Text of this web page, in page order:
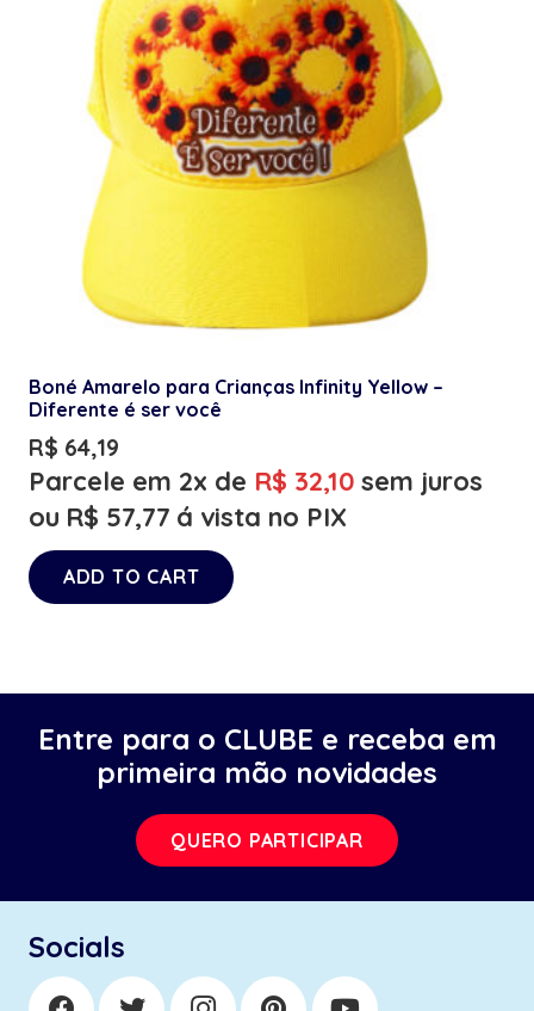
Boné Amarelo para Crianças Infinity Yellow –
Diferente é ser você
R$ 64,19
Parcele em 2x de R$ 32,10 sem juros
ou R$ 57,77 á vista no PIX
ADD TO CART
Entre para o CLUBE e receba em
primeira mão novidades
QUERO PARTICIPAR
Socials